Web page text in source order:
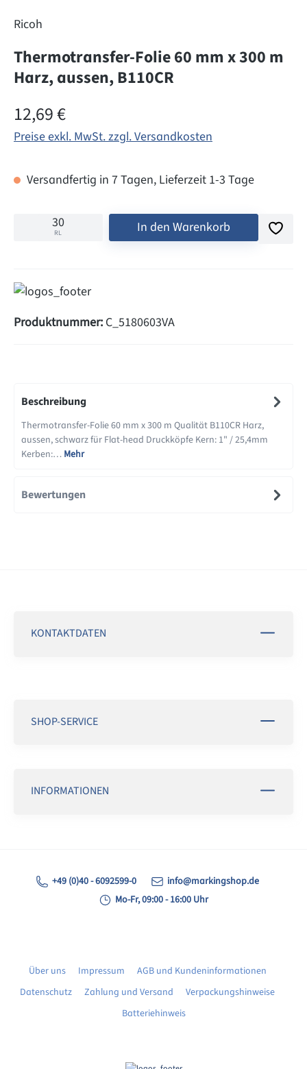
Ricoh
Thermotransfer-Folie 60 mm x 300 m
Harz, aussen, B110CR
Regulärer Preis:
12,69 €
Preise exkl. MwSt. zzgl. Versandkosten
Versandfertig in 7 Tagen, Lieferzeit 1-3 Tage
RL In den Warenkorb
Produktnummer: C_5180603VA
Beschreibung
Thermotransfer-Folie 60 mm x 300 m Qualität B110CR Harz,
aussen, schwarz für Flat-head Druckköpfe Kern: 1" / 25,4mm
Kerben:… Mehr
Bewertungen
KONTAKTDATEN
SHOP-SERVICE
INFORMATIONEN
+49 (0)40 - 6092599-0
info@markingshop.de
Mo-Fr, 09:00 - 16:00 Uhr
Über uns Impressum
AGB und Kundeninformationen
Datenschutz
Zahlung und Versand
Verpackungshinweise
Batteriehinweis